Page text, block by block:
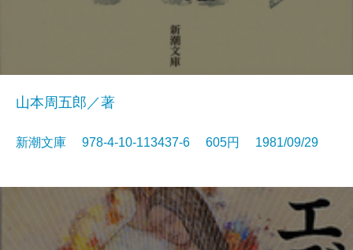
山本周五郎／著
新潮文庫 978-4-10-113437-6 605円 1981/09/29